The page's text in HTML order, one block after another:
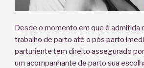
Desde o momento em que é admitida
trabalho de parto até o pós parto
parturiente tem direito assegurado
um acompanhante de parto sua